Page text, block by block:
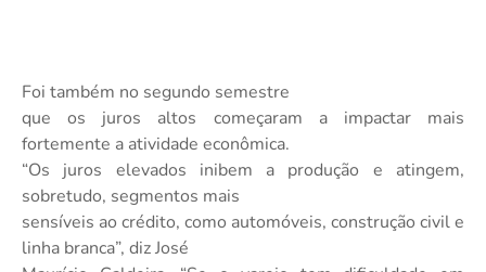
Foi também no segundo semestre
que os juros altos começaram a impactar mais
fortemente a atividade econômica.
“Os juros elevados inibem a produção e atingem,
sobretudo, segmentos mais
sensíveis ao crédito, como automóveis, construção civil e
linha branca”, diz José